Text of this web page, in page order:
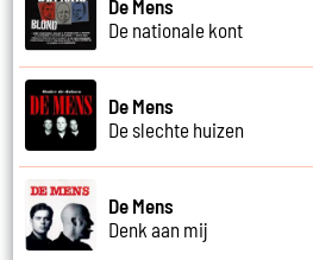
De Mens
De nationale kont
De Mens
De slechte huizen
De Mens
Denk aan mij